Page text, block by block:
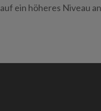
ein höheres Niveau